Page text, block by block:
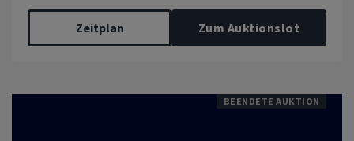
Zeitplan Zum Auktionslot
BEENDETE AUKTION